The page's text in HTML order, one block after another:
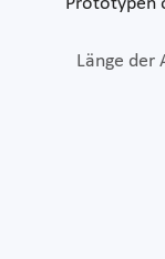
Länge der